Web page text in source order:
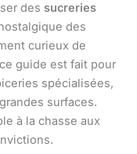
des sucreries
des
curieux de
guide est fait pour
spécialisées,
surfaces.
à la chasse aux